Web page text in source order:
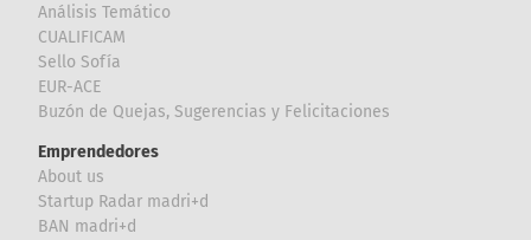
Análisis Temático
CUALIFICAM
Sello Sofía
EUR-ACE
Buzón de Quejas, Sugerencias y Felicitaciones
Emprendedores
About us
Startup Radar madri+d
BAN madri+d